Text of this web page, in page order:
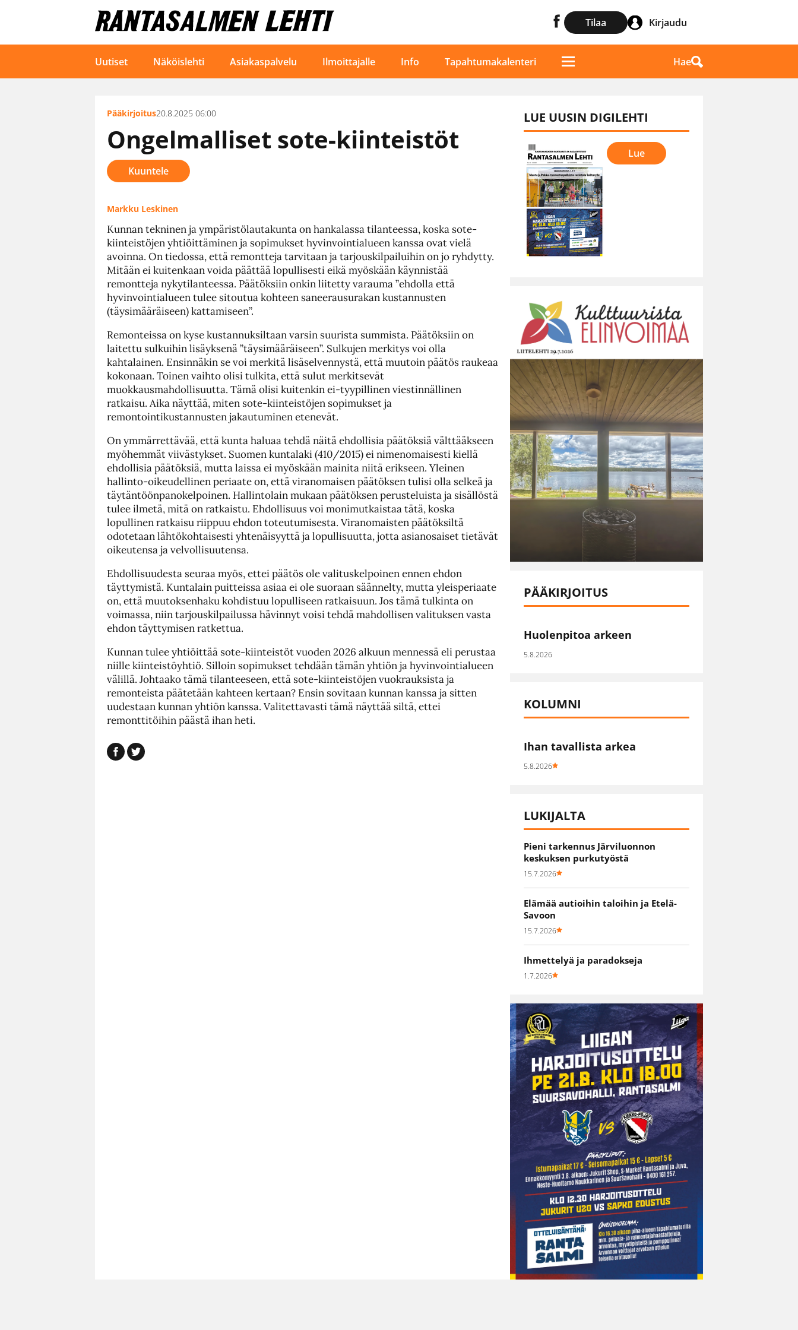
Tilaa Kirjaudu
Uutiset Näköislehti Asiakaspalvelu Ilmoittajalle Info Tapahtumakalenteri Hae
Pääkirjoitus20.8.2025 06:00
Ongelmalliset sote-kiinteistöt
Kuuntele
Markku Leskinen
Kunnan tekninen ja ympäristölautakunta on hankalassa tilanteessa, koska sote-
kiinteistöjen yhtiöittäminen ja sopimukset hyvinvointialueen kanssa ovat vielä
avoinna. On tiedossa, että remontteja tarvitaan ja tarjouskilpailuihin on jo ryhdytty.
Mitään ei kuitenkaan voida päättää lopullisesti eikä myöskään käynnistää
remontteja nykytilanteessa. Päätöksiin onkin liitetty varauma ”ehdolla että
hyvinvointialueen tulee sitoutua kohteen saneerausurakan kustannusten
(täysimääräiseen) kattamiseen”.
Remonteissa on kyse kustannuksiltaan varsin suurista summista. Päätöksiin on
laitettu sulkuihin lisäyksenä ”täysimääräiseen”. Sulkujen merkitys voi olla
kahtalainen. Ensinnäkin se voi merkitä lisäselvennystä, että muutoin päätös raukeaa
kokonaan. Toinen vaihto olisi tulkita, että sulut merkitsevät
muokkausmahdollisuutta. Tämä olisi kuitenkin ei-tyypillinen viestinnällinen
ratkaisu. Aika näyttää, miten sote-kiinteistöjen sopimukset ja
remontointikustannusten jakautuminen etenevät.
On ymmärrettävää, että kunta haluaa tehdä näitä ehdollisia päätöksiä välttääkseen
myöhemmät viivästykset. Suomen kuntalaki (410/2015) ei nimenomaisesti kiellä
ehdollisia päätöksiä, mutta laissa ei myöskään mainita niitä erikseen. Yleinen
hallinto-oikeudellinen periaate on, että viranomaisen päätöksen tulisi olla selkeä ja
täytäntöönpanokelpoinen. Hallintolain mukaan päätöksen perusteluista ja sisällöstä
tulee ilmetä, mitä on ratkaistu. Ehdollisuus voi monimutkaistaa tätä, koska
lopullinen ratkaisu riippuu ehdon toteutumisesta. Viranomaisten päätöksiltä
odotetaan lähtökohtaisesti yhtenäisyyttä ja lopullisuutta, jotta asianosaiset tietävät
oikeutensa ja velvollisuutensa.
Ehdollisuudesta seuraa myös, ettei päätös ole valituskelpoinen ennen ehdon
täyttymistä. Kuntalain puitteissa asiaa ei ole suoraan säännelty, mutta yleisperiaate
on, että muutoksenhaku kohdistuu lopulliseen ratkaisuun. Jos tämä tulkinta on
voimassa, niin tarjouskilpailussa hävinnyt voisi tehdä mahdollisen valituksen vasta
ehdon täyttymisen ratkettua.
Kunnan tulee yhtiöittää sote-kiinteistöt vuoden 2026 alkuun mennessä eli perustaa
niille kiinteistöyhtiö. Silloin sopimukset tehdään tämän yhtiön ja hyvinvointialueen
välillä. Johtaako tämä tilanteeseen, että sote-kiinteistöjen vuokrauksista ja
remonteista päätetään kahteen kertaan? Ensin sovitaan kunnan kanssa ja sitten
uudestaan kunnan yhtiön kanssa. Valitettavasti tämä näyttää siltä, ettei
remonttitöihin päästä ihan heti.
LUE UUSIN DIGILEHTI
Lue
PÄÄKIRJOITUS
Huolenpitoa arkeen
5.8.2026
KOLUMNI
Ihan tavallista arkea
5.8.2026
LUKIJALTA
Pieni tarkennus Järviluonnon
keskuksen purkutyöstä
15.7.2026
Elämää autioihin taloihin ja Etelä-
Savoon
15.7.2026
Ihmettelyä ja paradokseja
1.7.2026